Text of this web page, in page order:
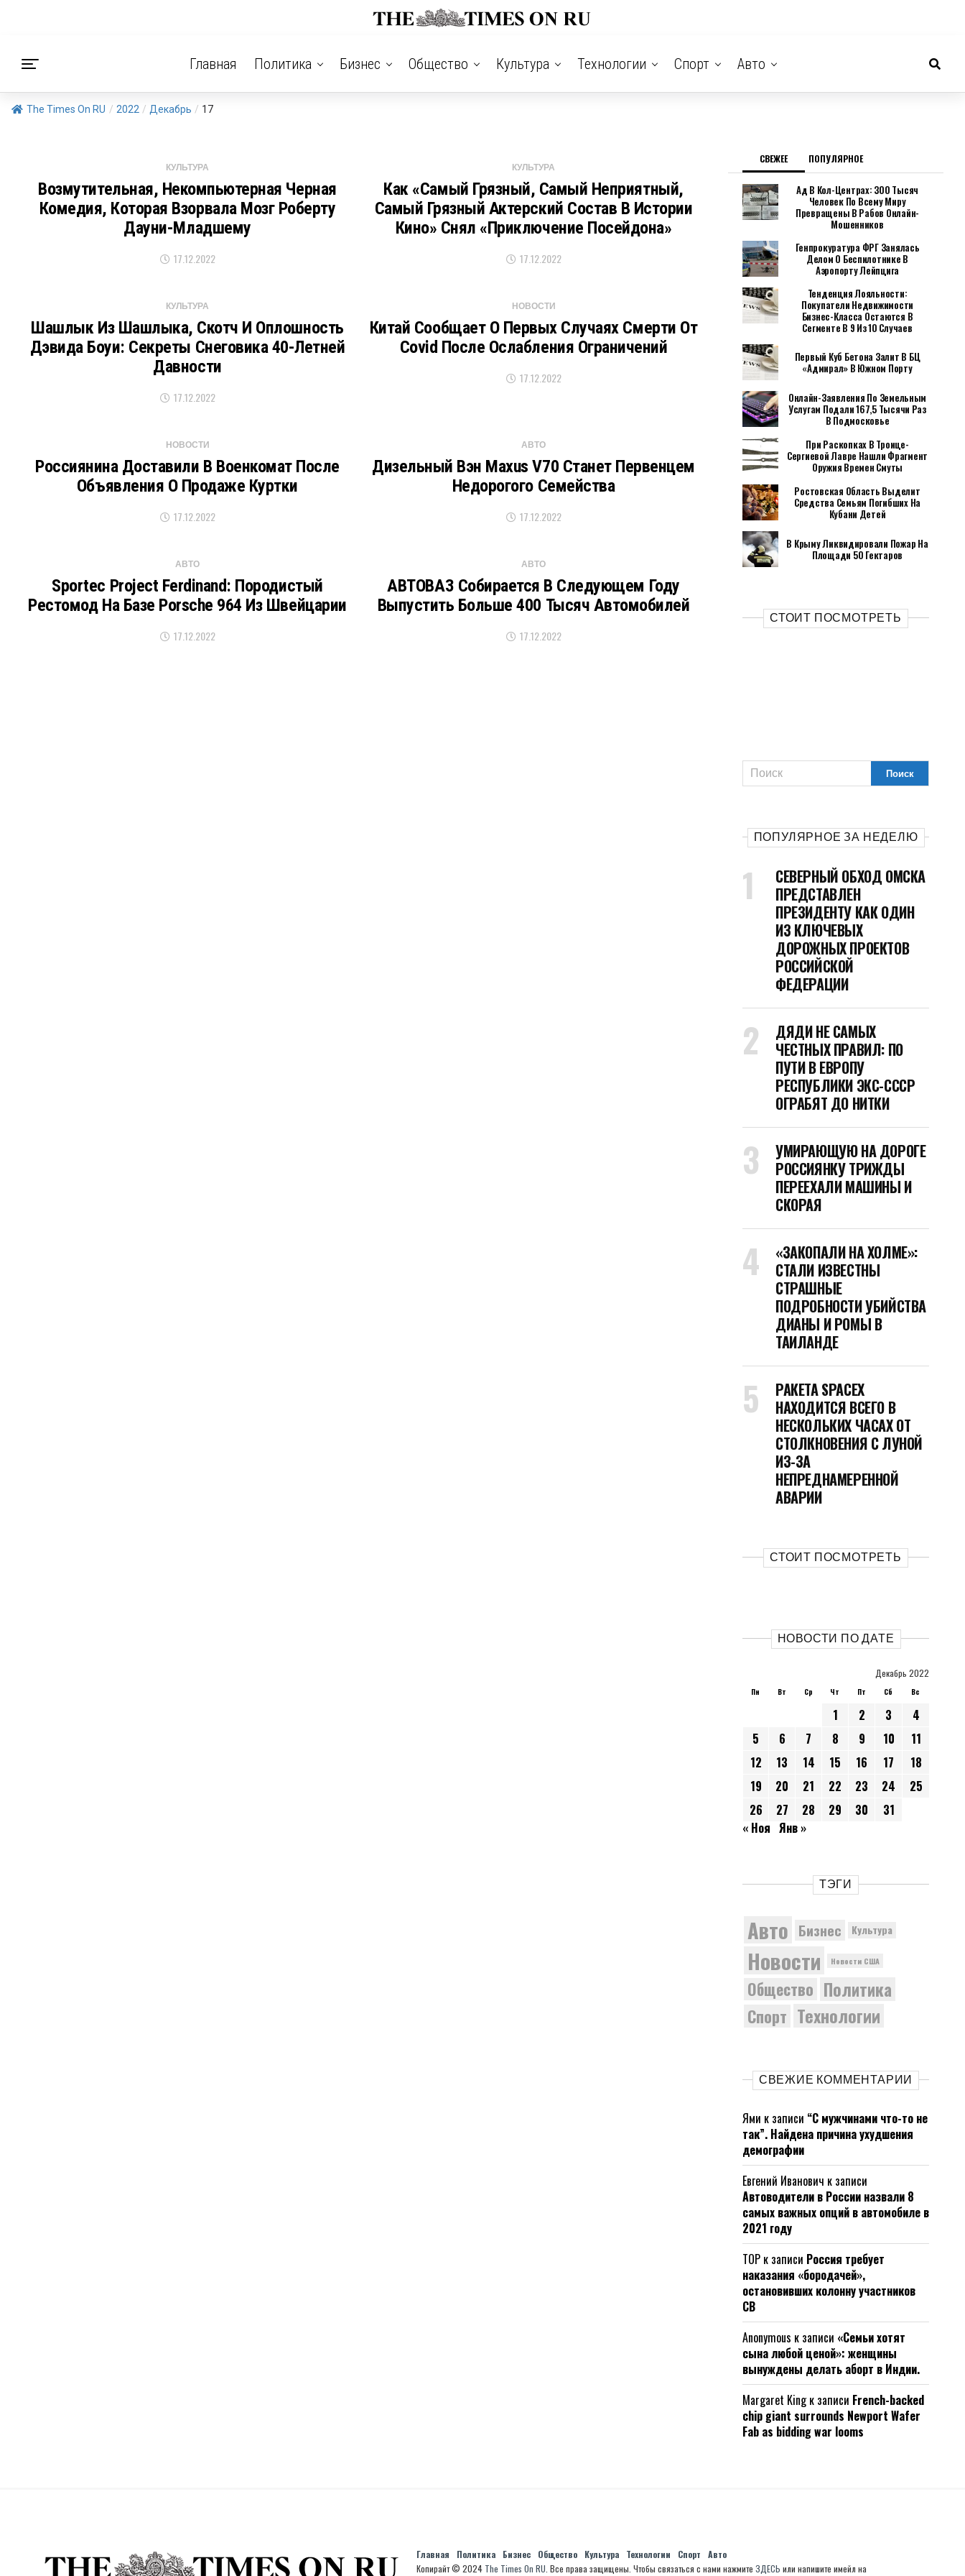
Главная Политика Бизнес Общество Культура Технологии Спорт Авто
The Times On RU / 2022 / Декабрь / 17
КУЛЬТУРА
Возмутительная, Некомпьютерная Черная
Комедия, Которая Взорвала Мозг Роберту
Дауни-Младшему
17.12.2022
КУЛЬТУРА
Как «самый Грязный, Самый Неприятный,
Самый Грязный Актерский Состав В Истории
Кино» Снял «Приключение Посейдона»
17.12.2022
КУЛЬТУРА
Шашлык Из Шашлыка, Скотч И Оплошность
Дэвида Боуи: Секреты Снеговика 40-Летней
Давности
17.12.2022
НОВОСТИ
Китай Сообщает О Первых Случаях Смерти От
Covid После Ослабления Ограничений
17.12.2022
НОВОСТИ
Россиянина Доставили В Военкомат После
Объявления О Продаже Куртки
17.12.2022
АВТО
Дизельный Вэн Maxus V70 Станет Первенцем
Недорогого Семейства
17.12.2022
АВТО
Sportec Project Ferdinand: Породистый
Рестомод На Базе Porsche 964 Из Швейцарии
17.12.2022
АВТО
АВТОВАЗ Собирается В Следующем Году
Выпустить Больше 400 Тысяч Автомобилей
17.12.2022
СВЕЖЕЕ ПОПУЛЯРНОЕ
Ад В Кол-Центрах: 300 Тысяч
Человек По Всему Миру
Превращены В Рабов Онлайн-
Мошенников
Генпрокуратура ФРГ Занялась
Делом О Беспилотнике В
Аэропорту Лейпцига
Тенденция Лояльности:
Покупатели Недвижимости
Бизнес-Класса Остаются В
Сегменте В 9 Из 10 Случаев
Первый Куб Бетона Залит В БЦ
«Адмирал» В Южном Порту
Онлайн-Заявления По Земельным
Услугам Подали 167,5 Тысячи Раз
В Подмосковье
При Раскопках В Троице-
Сергиевой Лавре Нашли Фрагмент
Оружия Времен Смуты
Ростовская Область Выделит
Средства Семьям Погибших На
Кубани Детей
В Крыму Ликвидировали Пожар На
Площади 50 Гектаров
СТОИТ ПОСМОТРЕТЬ
ПОПУЛЯРНОЕ ЗА НЕДЕЛЮ
СЕВЕРНЫЙ ОБХОД ОМСКА
ПРЕДСТАВЛЕН
ПРЕЗИДЕНТУ КАК ОДИН
ИЗ КЛЮЧЕВЫХ
ДОРОЖНЫХ ПРОЕКТОВ
РОССИЙСКОЙ
ФЕДЕРАЦИИ
ДЯДИ НЕ САМЫХ
ЧЕСТНЫХ ПРАВИЛ: ПО
ПУТИ В ЕВРОПУ
РЕСПУБЛИКИ ЭКС-СССР
ОГРАБЯТ ДО НИТКИ
УМИРАЮЩУЮ НА ДОРОГЕ
РОССИЯНКУ ТРИЖДЫ
ПЕРЕЕХАЛИ МАШИНЫ И
СКОРАЯ
«ЗАКОПАЛИ НА ХОЛМЕ»:
СТАЛИ ИЗВЕСТНЫ
СТРАШНЫЕ
ПОДРОБНОСТИ УБИЙСТВА
ДИАНЫ И РОМЫ В
ТАИЛАНДЕ
РАКЕТА SPACEX
НАХОДИТСЯ ВСЕГО В
НЕСКОЛЬКИХ ЧАСАХ ОТ
СТОЛКНОВЕНИЯ С ЛУНОЙ
ИЗ-ЗА
НЕПРЕДНАМЕРЕННОЙ
АВАРИИ
СТОИТ ПОСМОТРЕТЬ
НОВОСТИ ПО ДАТЕ
Декабрь 2022
Пн Вт Ср Чт Пт Сб Вс
1 2 3
4
5
6 7 8 9 10
11
12
13 14 15 16 17
18
19
20 21 22 23 24
25
26
27 28 29 30
31
« Ноя Янв »
ТЭГИ
Авто Бизнес Культура
Новости Новости США
Общество Политика
Спорт Технологии
СВЕЖИЕ КОММЕНТАРИИ
Ями к записи “С мужчинами что-то не
так”. Найдена причина ухудшения
демографии
Евгений Иванович к записи
Автоводители в России назвали 8
самых важных опций в автомобиле в
2021 году
ТОР к записи Россия требует
наказания «бородачей»,
остановивших колонну участников
СВ
Anonymous к записи «Семьи хотят
сына любой ценой»: женщины
вынуждены делать аборт в Индии.
Margaret Kingк записи French-backed
chip giant surrounds Newport Wafer
Fab as bidding war looms
Главная Политика Бизнес Общество Культура Технологии Спорт
Авто
Копирайт © 2024 The Times On RU . Все права защищены. Чтобы связаться с нами нажмите ЗДЕСЬ или напишите имейл на